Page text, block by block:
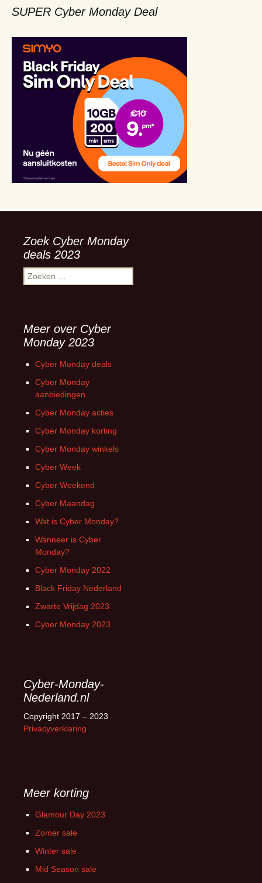
SUPER Cyber Monday Deal
Zoek Cyber Monday
deals 2023
Zoeken
naar:
Meer over Cyber
Monday 2023
Cyber Monday deals
Cyber Monday
aanbiedingen
Cyber Monday acties
Cyber Monday korting
Cyber Monday winkels
Cyber Week
Cyber Weekend
Cyber Maandag
Wat is Cyber Monday?
Wanneer is Cyber
Monday?
Cyber Monday 2022
Black Friday Nederland
Zwarte Vrijdag 2023
Cyber Monday 2023
Cyber-Monday-
Nederland.nl
Copyright 2017 – 2023
Privacyverklaring
Meer korting
Glamour Day 2023
Zomer sale
Winter sale
Mid Season sale